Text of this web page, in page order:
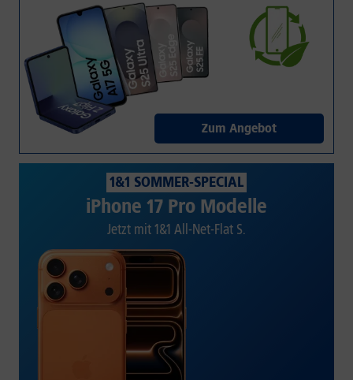
Zum Angebot
1&1 SOMMER-SPECIAL
iPhone 17 Pro Modelle
Jetzt mit 1&1 All-Net-Flat S.